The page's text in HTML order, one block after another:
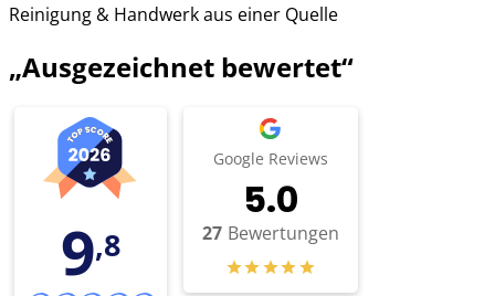
Reinigung & Handwerk aus einer Quelle
„Ausgezeichnet bewertet“
9,8
Google Reviews
5.0
27 Bewertungen